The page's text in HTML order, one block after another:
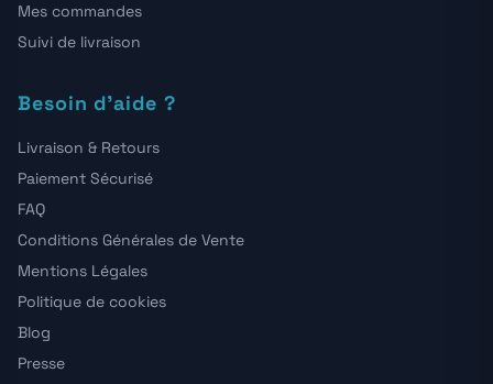
Mes commandes
Suivi de livraison
Besoin d'aide ?
Livraison & Retours
Paiement Sécurisé
FAQ
Conditions Générales de Vente
Mentions Légales
Politique de cookies
Blog
Presse